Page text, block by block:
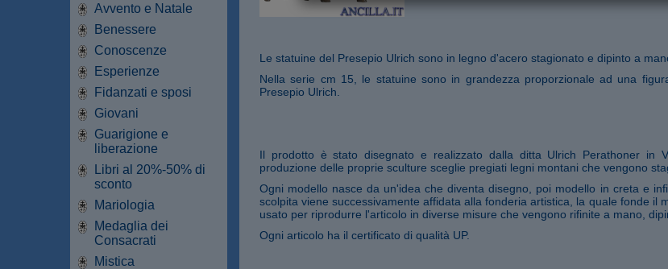
Avvento e Natale
Benessere
Conoscenze
Esperienze
Fidanzati e sposi
Giovani
Guarigione e
liberazione
Libri al 20%-50% di
sconto
Mariologia
Medaglia dei
Consacrati
Mistica
Le statuine del Presepio Ulrich sono in legno d'acero stagionato e dipinto a
Nella serie cm 15, le statuine sono in grandezza proporzionale ad una
Presepio Ulrich.
Il prodotto è stato disegnato e realizzato dalla ditta Ulrich Perathoner in
produzione delle proprie sculture sceglie pregiati legni montani che vengono
Ogni modello nasce da un'idea che diventa disegno, poi modello in creta e
scolpita viene successivamente affidata alla fonderia artistica, la quale fonde il
usato per riprodurre l'articolo in diverse misure che vengono rifinite a mano,
Ogni articolo ha il certificato di qualità UP.